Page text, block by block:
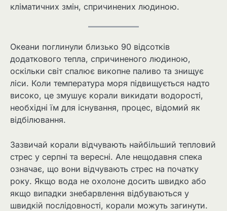
кліматичних змін, спричинених людиною.
Океани поглинули близько 90 відсотків
додаткового тепла, спричиненого людиною,
оскільки світ спалює викопне паливо та знищує
ліси. Коли температура моря підвищується надто
високо, це змушує корали викидати водорості,
необхідні їм для існування, процес, відомий як
відбілювання.
Зазвичай корали відчувають найбільший тепловий
стрес у серпні та вересні. Але нещодавня спека
означає, що вони відчувають стрес на початку
року. Якщо вода не охолоне досить швидко або
якщо випадки знебарвлення відбуваються у
швидкій послідовності, корали можуть загинути.